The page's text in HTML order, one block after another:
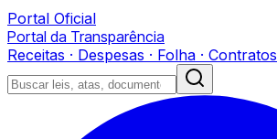
Portal Oficial
Portal da Transparência
Receitas · Despesas · Folha · Contratos